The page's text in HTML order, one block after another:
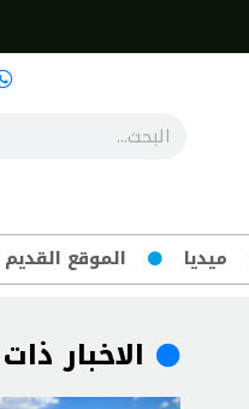
ميديا الموقع القديم
الاخبار